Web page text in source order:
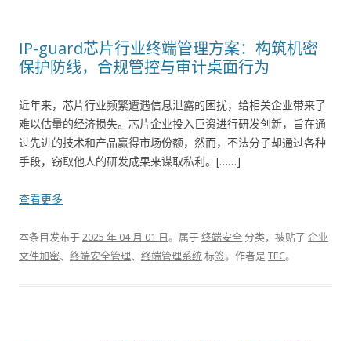
IP-guard芯片行业终端管理方案：构筑机密
保护防线，合规管控与审计桌面行为
近年来，芯片行业频繁遭遇信息泄露的困扰，给相关企业带来了
难以估量的经济损失。芯片企业投入巨资进行研发创新，旨在通
过先进的技术和产品赢得市场份额，然而，不法分子却通过各种
手段，窃取他人的研发成果来谋取私利。[……]
查看更多
本条目发布于2025 年 04 月 01 日。属于终端安全分类，被贴了 企业
文件加密、 终端安全管理、 终端管理系统标签。 作者是TEC。